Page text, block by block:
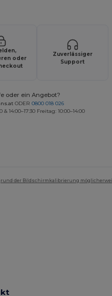
oder
Zuverlässiger
Support
oder ein Angebot?
ODER0800 018 026
14:00–17:30 Freitag: 10:00–14:00
der Bildschirmkalibrierung